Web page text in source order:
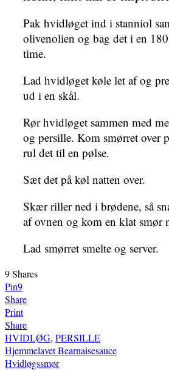
Pak hvidløget ind i stanniol
olivenolien og bag det i en
time.
Lad hvidløget køle let af og
ud i en skål.
Rør hvidløget sammen med
og persille. Kom smørret over
rul det til en pølse.
Sæt det på køl natten over.
Skær riller ned i brødene, så
af ovnen og kom en klat smør
Lad smørret smelte og server.
9Shares
Pin9
Share
Print
Share
HVIDLØG, PERSILLE
Indlægsnavigation
Hjemmelavet Bearnaisesauce
Hvidløgssmør